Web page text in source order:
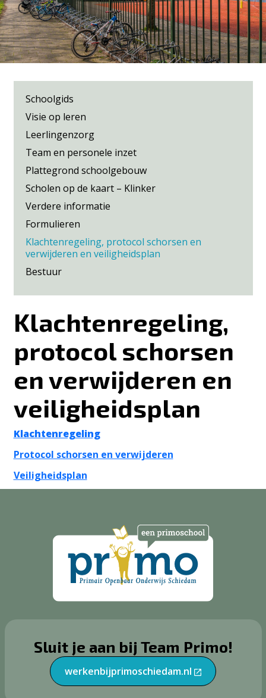
Schoolgids
Visie op leren
Leerlingenzorg
Team en personele inzet
Plattegrond schoolgebouw
Scholen op de kaart – Klinker
Verdere informatie
Formulieren
Klachtenregeling, protocol schorsen en
verwijderen en veiligheidsplan
Bestuur
Klachtenregeling,
protocol schorsen
en verwijderen en
veiligheidsplan
Klachtenregeling
Protocol schorsen en verwijderen
Veiligheidsplan
Sluit je aan bij Team Primo!
werkenbijprimoschiedam.nl